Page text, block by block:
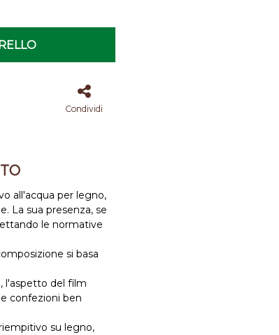
Condividi
all'acqua per legno,
La sua presenza, se
le normative
si basa
l'aspetto del film
confezioni ben
su legno,